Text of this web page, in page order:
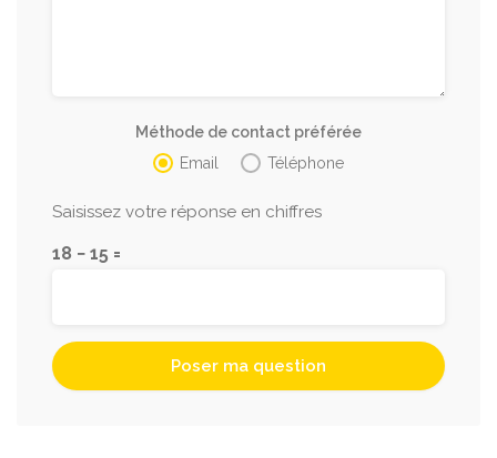
Méthode de contact préférée
Email
Téléphone
Saisissez votre réponse en chiffres
18 − 15 =